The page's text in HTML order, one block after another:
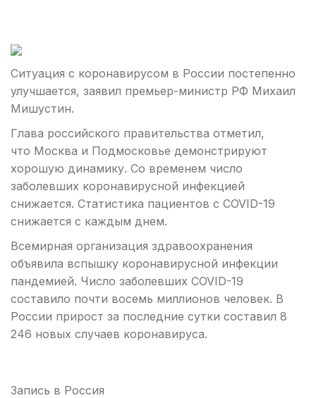
Ситуация с коронавирусом в России постепенно
улучшается, заявил премьер-министр РФ Михаил
Мишустин.
Глава российского правительства отметил,
что Москва и Подмосковье демонстрируют
хорошую динамику. Со временем число
заболевших коронавирусной инфекцией
снижается. Статистика пациентов с COVID-19
снижается с каждым днем.
Всемирная организация здравоохранения
объявила вспышку коронавирусной инфекции
пандемией. Число заболевших COVID-19
составило почти восемь миллионов человек. В
России прирост за последние сутки составил 8
246 новых случаев коронавируса.
Запись в Россия